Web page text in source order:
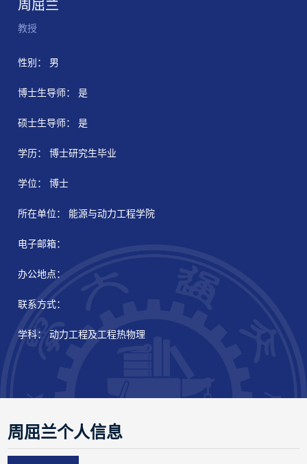
周屈兰
教授
性别： 男
博士生导师： 是
硕士生导师： 是
学历： 博士研究生毕业
学位： 博士
所在单位： 能源与动力工程学院
电子邮箱：
办公地点：
联系方式：
学科： 动力工程及工程热物理
周屈兰个人信息